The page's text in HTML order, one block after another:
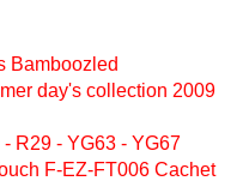
Bamboozled
day's collection 2009
R29 - YG63 - YG67
F-EZ-FT006 Cachet